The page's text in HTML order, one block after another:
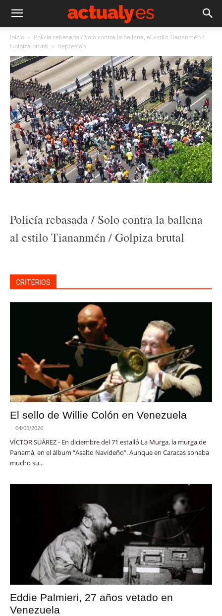
Inicio
Policía rebasada / Solo contra la ballena, al estilo Tiananmén /
Golpiza brutal
Represion
Policía rebasada / Solo contra la ballena
al estilo Tiananmén / Golpiza brutal
CRITERIOS
El sello de Willie Colón en Venezuela
- 04/05/2026
VÍCTOR SUÁREZ - En diciembre del 71 estalló La Murga, la murga de
Panamá, en el álbum “Asalto Navideño”. Aunque en Caracas sonaba
mucho su...
Eddie Palmieri, 27 años vetado en
Venezuela